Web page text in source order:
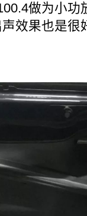
做为小功
效果也是很